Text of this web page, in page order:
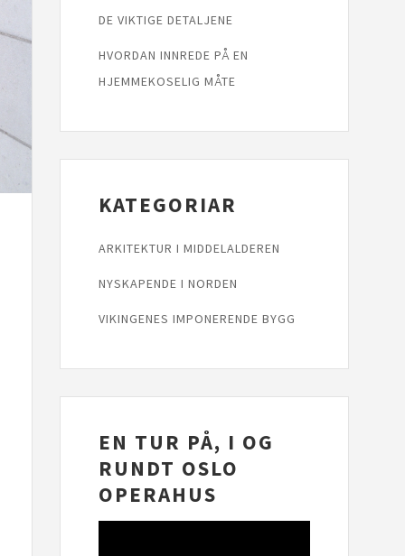
DE VIKTIGE DETALJENE
HVORDAN INNREDE PÅ EN
HJEMMEKOSELIG MÅTE
KATEGORIAR
ARKITEKTUR I MIDDELALDEREN
NYSKAPENDE I NORDEN
VIKINGENES IMPONERENDE BYGG
EN TUR PÅ, I OG
RUNDT OSLO
OPERAHUS